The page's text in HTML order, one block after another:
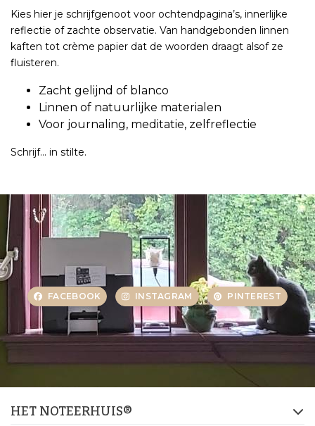
Kies hier je schrijfgenoot voor ochtendpagina’s, innerlijke
reflectie of zachte observatie. Van handgebonden linnen
kaften tot crème papier dat de woorden draagt alsof ze
fluisteren.
Zacht gelijnd of blanco
Linnen of natuurlijke materialen
Voor journaling, meditatie, zelfreflectie
Schrijf… in stilte.
FACEBOOK INSTAGRAM PINTEREST
HET NOTEERHUIS®